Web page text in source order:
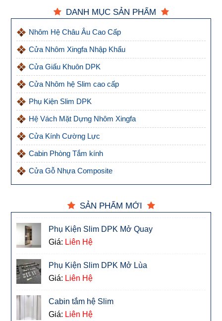
DANH MỤC SẢN PHẨM
Nhôm Hệ Châu Âu Cao Cấp
Cửa Nhôm Xingfa Nhập Khẩu
Cửa Giấu Khuôn DPK
Cửa Nhôm hệ Slim cao cấp
Phụ Kiện Slim DPK
Hệ Vách Mặt Dựng Nhôm Xingfa
Cửa Kính Cường Lực
Cabin Phòng Tắm kính
Cửa Gỗ Nhựa Composite
SẢN PHẨM MỚI
Phụ Kiện Slim DPK Mở Quay
Giá: Liên Hệ
Phụ Kiện Slim DPK Mở Lùa
Giá: Liên Hệ
Cabin tắm hệ Slim
Giá: Liên Hệ